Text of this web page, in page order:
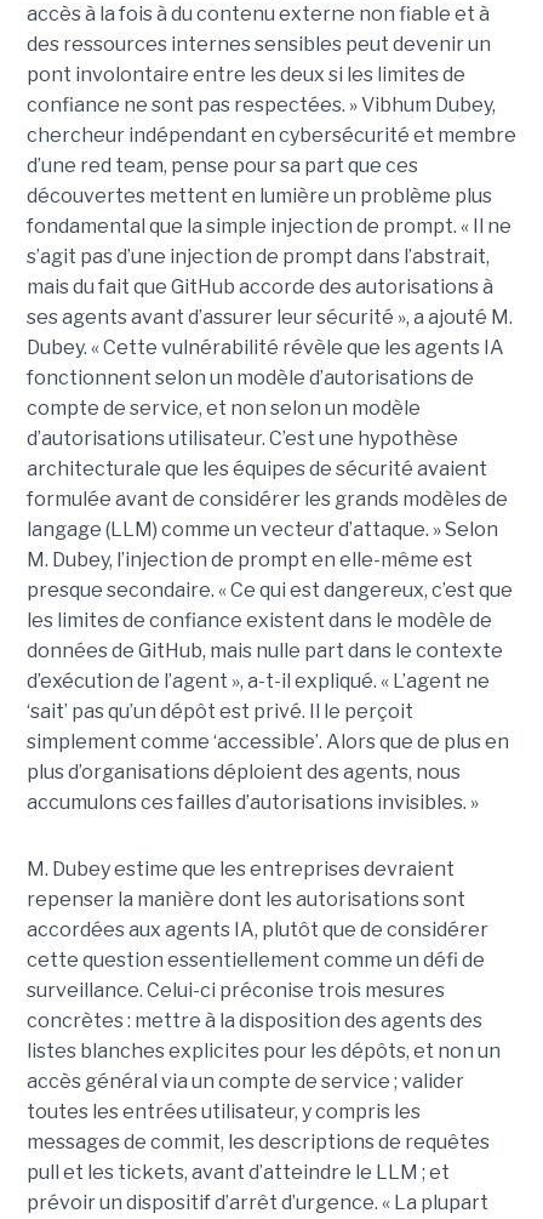
accès à la fois à du contenu externe non fiable et à
des ressources internes sensibles peut devenir un
pont involontaire entre les deux si les limites de
confiance ne sont pas respectées. » Vibhum Dubey,
chercheur indépendant en cybersécurité et membre
d’une red team, pense pour sa part que ces
découvertes mettent en lumière un problème plus
fondamental que la simple injection de prompt. « Il ne
s’agit pas d’une injection de prompt dans l’abstrait,
mais du fait que GitHub accorde des autorisations à
ses agents avant d’assurer leur sécurité », a ajouté M.
Dubey. « Cette vulnérabilité révèle que les agents IA
fonctionnent selon un modèle d’autorisations de
compte de service, et non selon un modèle
d’autorisations utilisateur. C’est une hypothèse
architecturale que les équipes de sécurité avaient
formulée avant de considérer les grands modèles de
langage (LLM) comme un vecteur d’attaque. » Selon
M. Dubey, l’injection de prompt en elle-même est
presque secondaire. « Ce qui est dangereux, c’est que
les limites de confiance existent dans le modèle de
données de GitHub, mais nulle part dans le contexte
d’exécution de l’agent », a-t-il expliqué. « L’agent ne
‘sait’ pas qu’un dépôt est privé. Il le perçoit
simplement comme ‘accessible’. Alors que de plus en
plus d’organisations déploient des agents, nous
accumulons ces failles d’autorisations invisibles. »
M. Dubey estime que les entreprises devraient
repenser la manière dont les autorisations sont
accordées aux agents IA, plutôt que de considérer
cette question essentiellement comme un défi de
surveillance. Celui-ci préconise trois mesures
concrètes : mettre à la disposition des agents des
listes blanches explicites pour les dépôts, et non un
accès général via un compte de service ; valider
toutes les entrées utilisateur, y compris les
messages de commit, les descriptions de requêtes
pull et les tickets, avant d’atteindre le LLM ; et
prévoir un dispositif d’arrêt d’urgence. « La plupart